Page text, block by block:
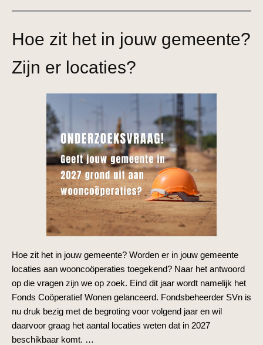
Hoe zit het in jouw gemeente?
Zijn er locaties?
Hoe zit het in jouw gemeente? Worden er in jouw gemeente
locaties aan wooncoöperaties toegekend? Naar het antwoord
op die vragen zijn we op zoek. Eind dit jaar wordt namelijk het
Fonds Coöperatief Wonen gelanceerd. Fondsbeheerder SVn is
nu druk bezig met de begroting voor volgend jaar en wil
daarvoor graag het aantal locaties weten dat in 2027
beschikbaar komt. …